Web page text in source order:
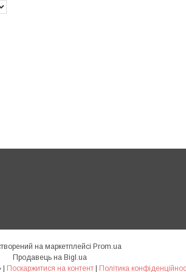
на маркетплейсі Prom.ua
Продавець на Bigl.ua
Поскаржитися на контент Політика